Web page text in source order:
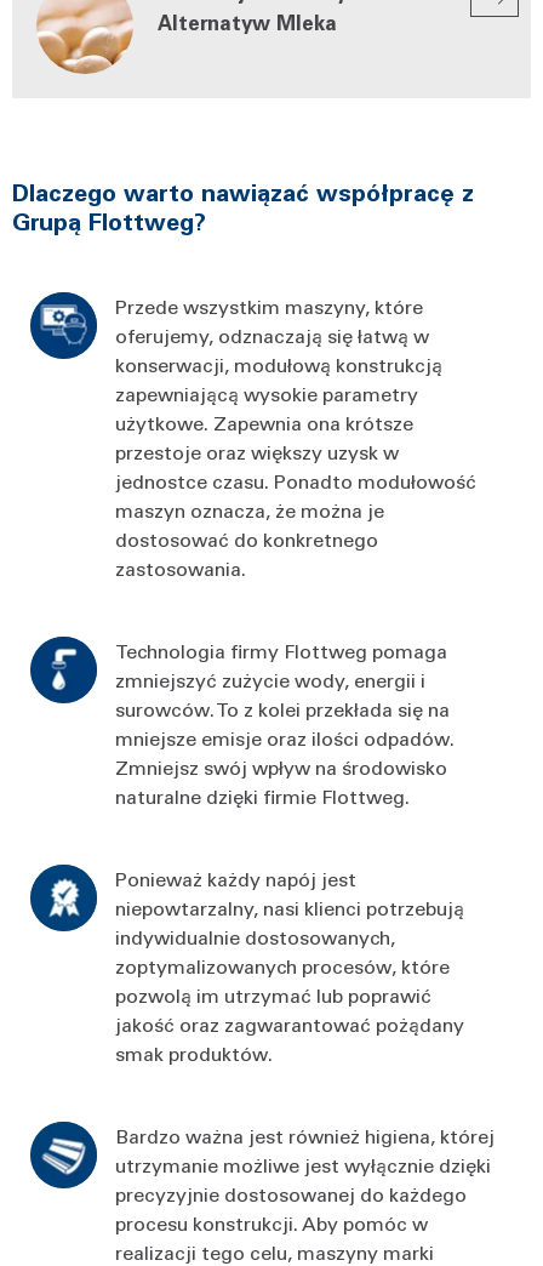
Alternatyw Mleka
Dlaczego warto nawiązać współpracę z
Grupą Flottweg?
Przede wszystkim maszyny, które
oferujemy, odznaczają się łatwą w
konserwacji, modułową konstrukcją
zapewniającą wysokie parametry
użytkowe. Zapewnia ona krótsze
przestoje oraz większy uzysk w
jednostce czasu. Ponadto modułowość
maszyn oznacza, że można je
dostosować do konkretnego
zastosowania.
Technologia firmy Flottweg pomaga
zmniejszyć zużycie wody, energii i
surowców. To z kolei przekłada się na
mniejsze emisje oraz ilości odpadów.
Zmniejsz swój wpływ na środowisko
naturalne dzięki firmie Flottweg.
Ponieważ każdy napój jest
niepowtarzalny, nasi klienci potrzebują
indywidualnie dostosowanych,
zoptymalizowanych procesów, które
pozwolą im utrzymać lub poprawić
jakość oraz zagwarantować pożądany
smak produktów.
Bardzo ważna jest również higiena, której
utrzymanie możliwe jest wyłącznie dzięki
precyzyjnie dostosowanej do każdego
procesu konstrukcji. Aby pomóc w
realizacji tego celu, maszyny marki